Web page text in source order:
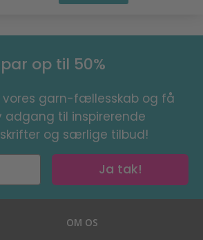
op til 50%
vores garn-fællesskab og få
adgang til inspirerende
og særlige tilbud!
Ja tak!
OM OS